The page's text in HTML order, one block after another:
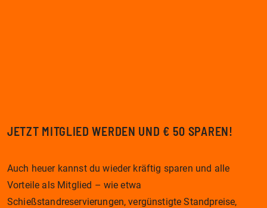
JETZT MITGLIED WERDEN UND € 50 SPAREN!
Auch heuer kannst du wieder kräftig sparen und alle
Vorteile als Mitglied – wie etwa
Schießstandreservierungen, vergünstigte Standpreise,